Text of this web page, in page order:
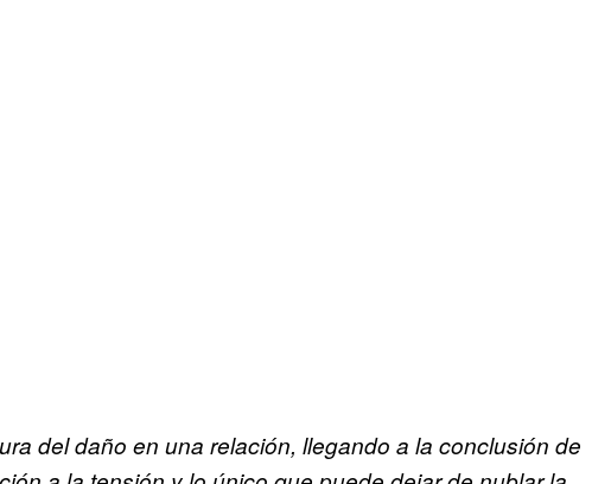
del daño en una relación, llegando a la conclusión de